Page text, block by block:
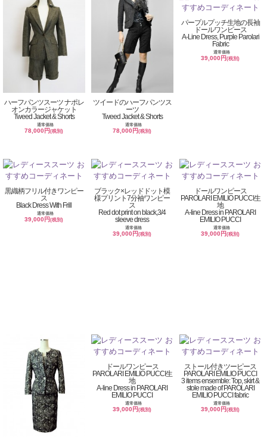
ハーフパンツスーツ ナポレ
オンカラージャケット
Tweed Jacket & Shorts
通常価格
78,000円(税別)
ツイードのハーフパンツス
ーツ
Tweed Jacket & Shorts
通常価格
78,000円(税別)
パープルプッチ生地の長袖
ドールワンピース
A-Line Dress, Purple Parolari
Fabric
通常価格
39,000円(税別)
黒織柄フリル付きワンピー
ス
Black Dress With Frill
通常価格
39,000円(税別)
ブラック×レッドドット模
様プリント7分袖ワンピー
ス
Red dot print on black,3/4
sleeve dress
通常価格
39,000円(税別)
ドールワンピース
PAROLARI EMILIO PUCCI生
地
A-line Dress in PAROLARI
EMILIO PUCCI
通常価格
39,000円(税別)
ドールワンピース
PAROLARI EMILIO PUCCI生
地
A-line Dress in PAROLARI
EMILIO PUCCI
通常価格
39,000円(税別)
ストール付きツーピース
PAROLARI EMILIO PUCCI
3 items ensemble: Top, skirt &
stole made of PAROLARI
EMILIO PUCCI fabric
通常価格
39,000円(税別)